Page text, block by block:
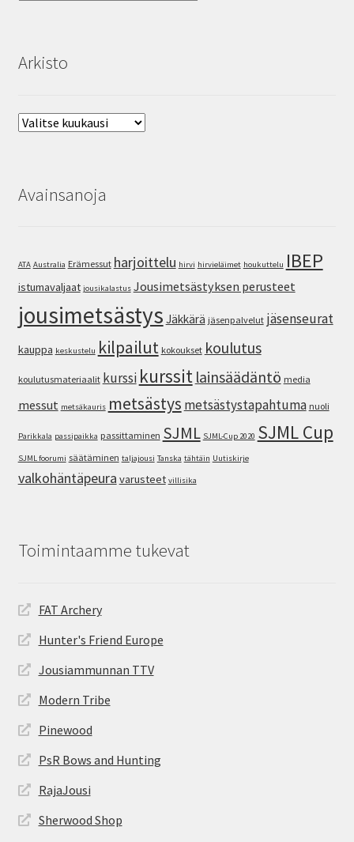
Arkisto
Arkisto
Avainsanoja
ATA Australia Erämessut harjoittelu hirvi hirvieläimet houkuttelu IBEP
istumavaljaat jousikalastus Jousimetsästyksen perusteet
jousimetsästys Jäkkärä jäsenpalvelut jäsenseurat
kauppa keskustelu kilpailut kokoukset koulutus
koulutusmateriaalit kurssi kurssit lainsäädäntö media
messut metsäkauris metsästys metsästystapahtuma nuoli
Parikkala passipaikka passittaminen SJML SJML-Cup 2020 SJML Cup
SJML foorumi säätäminen taljajousi Tanska tähtäin Uutiskirje
valkohäntäpeura varusteet villisika
Toimintaamme tukevat
FAT Archery
Hunter's Friend Europe
Jousiammunnan TTV
Modern Tribe
Pinewood
PsR Bows and Hunting
RajaJousi
Sherwood Shop